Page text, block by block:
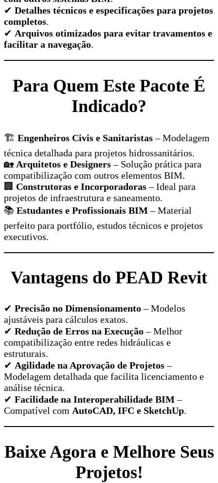
✔ Detalhes técnicos e especificações para projetos
completos.
✔ Arquivos otimizados para evitar travamentos e
facilitar a navegação.
Para Quem Este Pacote É
Indicado?
🏗️ Engenheiros Civis e Sanitaristas– Modelagem
técnica detalhada para projetos hidrossanitários.
🏡 Arquitetos e Designers– Solução prática para
compatibilização com outros elementos BIM.
🏢 Construtoras e Incorporadoras– Ideal para
projetos de infraestrutura e saneamento.
📚 Estudantes e Profissionais BIM– Material
perfeito para portfólio, estudos técnicos e projetos
executivos.
Vantagens do PEAD Revit
✔ Precisão no Dimensionamento– Modelos
ajustáveis para cálculos exatos.
✔ Redução de Erros na Execução– Melhor
compatibilização entre redes hidráulicas e
estruturais.
✔ Agilidade na Aprovação de Projetos–
Modelagem detalhada que facilita licenciamento e
análise técnica.
✔ Facilidade na Interoperabilidade BIM–
Compatível com AutoCAD, IFC e SketchUp.
Baixe Agora e Melhore Seus
Projetos!